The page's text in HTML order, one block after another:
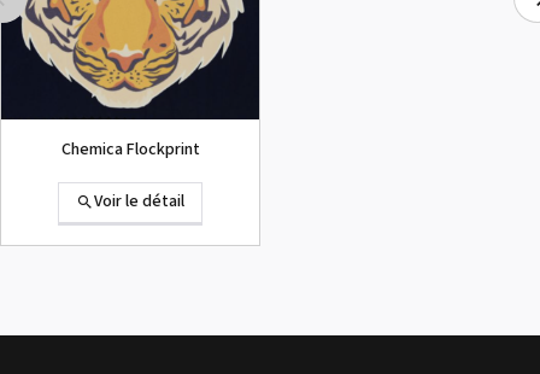
Chemica Flockprint
Voir le détail